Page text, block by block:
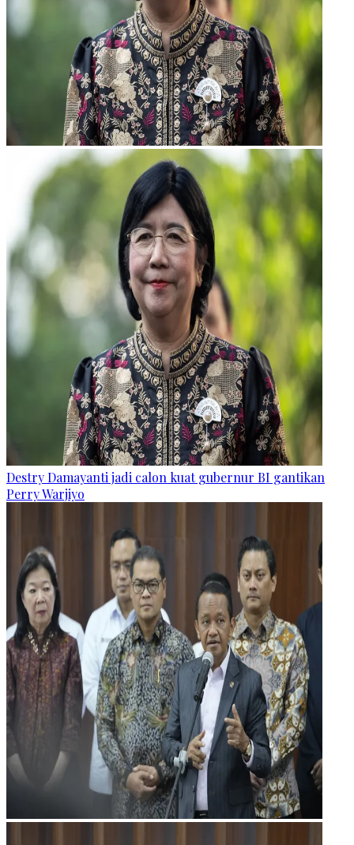
Destry Damayanti jadi calon kuat gubernur BI gantikan
Perry Warjiyo